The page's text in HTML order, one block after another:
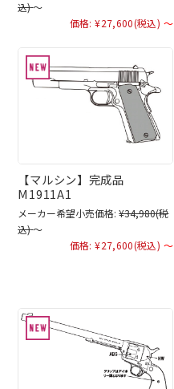
込)～
価格: ¥27,600(税込) ～
【マルシン】完成品
M1911A1
メーカー希望小売価格: ¥34,980(税
込)～
価格: ¥27,600(税込) ～